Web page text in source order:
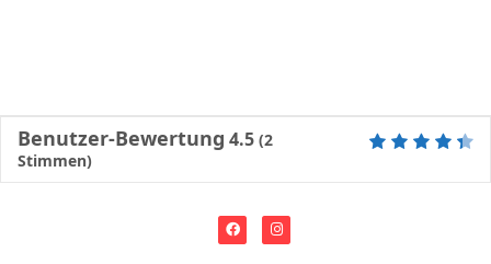
Benutzer-Bewertung 4.5 (2
Stimmen)